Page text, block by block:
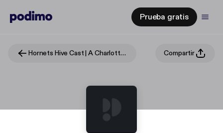
Prueba gratis
Hornets Hive Cast | A Charlotte Hornets Podcast Compartir